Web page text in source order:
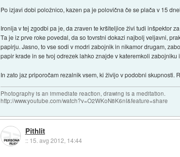
Po izjavi dobi položnico, kazen pa je polovična če se plača v 15
Ironija v tej zgodbi pa je, da zraven te kršiteljice živi tudi inšpektor
Ta je iz prve roke povedal, da so tovrstni dokazi najbolj veljavni,
papirju. Jasno, to vse sodi v modri zabojnik in nikamor drugam,
papir krade in se tvoj odrezek lahko znajde v kateremkoli
In zato jaz priporočam rezalnik vsem, ki živijo v podobni skupnosti.
Photography is an immediate reaction, drawing is a meditation.
http://www.youtube.com/watch?v=O2WKoN8K6nI&feature=share
Pithlit
:: 15. avg 2012, 14:44